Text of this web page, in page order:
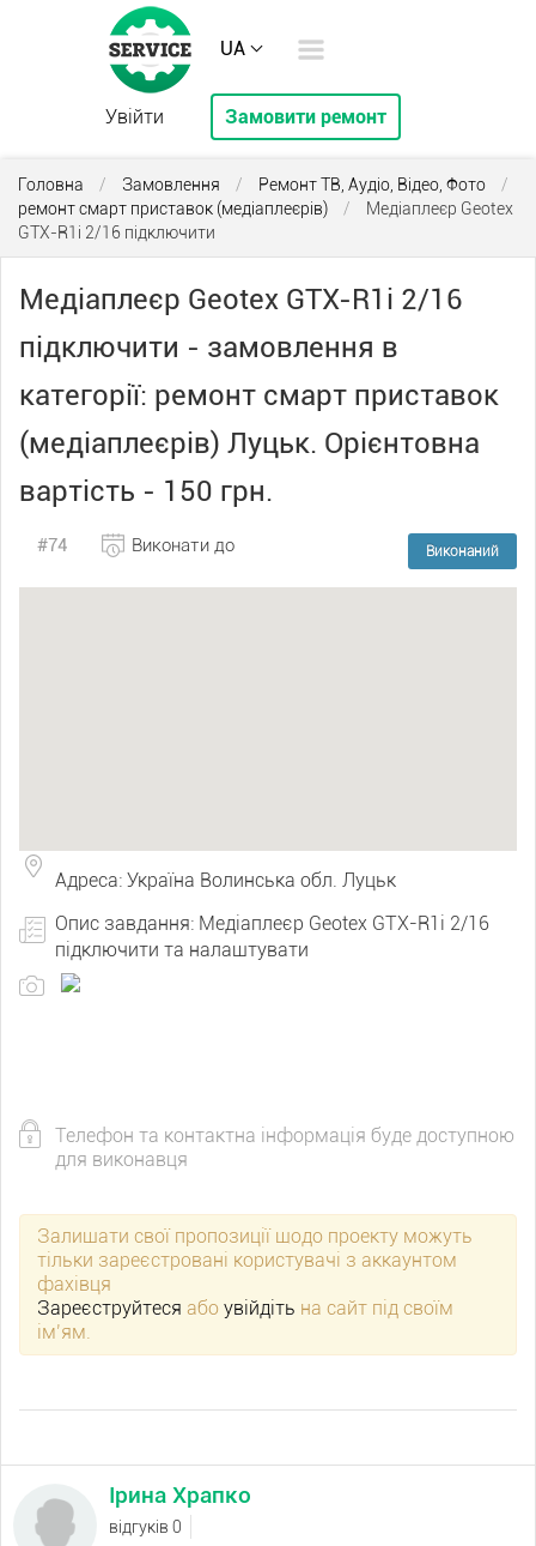
UA
Увійти Замовити ремонт
Головна / Замовлення / Ремонт ТВ, Аудіо, Відео, Фото
/
ремонт смарт приставок (медіаплеєрів)
/
Медіаплеєр Geotex
GTX-R1i 2/16 підключити
Медіаплеєр Geotex GTX-R1i 2/16
підключити - замовлення в
категорії: ремонт смарт приставок
(медіаплеєрів) Луцьк. Орієнтовна
вартість - 150 грн.
#74 Виконаний
Виконати до
Адреса: Україна Волинська обл. Луцьк
Опис завдання: Медіаплеєр Geotex GTX-R1i 2/16
підключити та налаштувати
Телефон та контактна інформація буде доступною
для виконавця
Залишати свої пропозиції щодо проекту можуть
тільки зареєстровані користувачі з аккаунтом
фахівця
Зареєструйтеся або увійдіть на сайт під своїм
ім’ям.
Ірина Храпко
відгуків 0